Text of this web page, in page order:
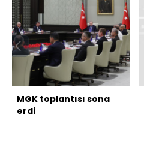
MGK toplantısı sona
erdi